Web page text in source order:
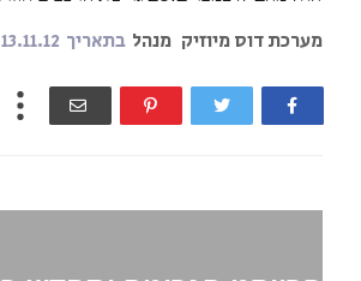
מערכת דוס מיוזיק מנהל בתאריך 13.11.12